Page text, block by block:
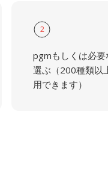
2
pgmもしくは必
選ぶ（200種類以
用できます）